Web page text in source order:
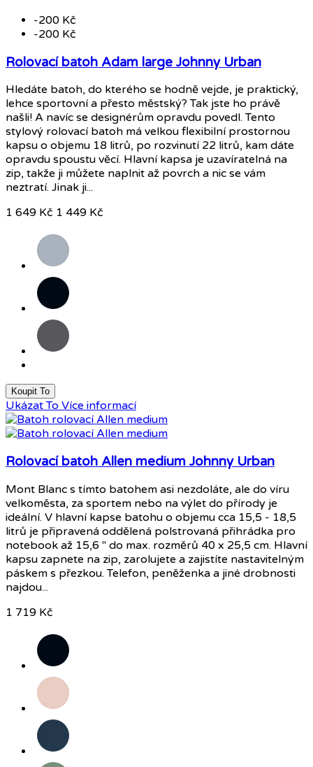
-200 Kč
-200 Kč
Rolovací batoh Adam large Johnny Urban
Hledáte batoh, do kterého se hodně vejde, je praktický,
lehce sportovní a přesto městský? Tak jste ho právě
našli! A navíc se designérům opravdu povedl. Tento
stylový rolovací batoh má velkou flexibilní prostornou
kapsu o objemu 18 litrů, po rozvinutí 22 litrů, kam dáte
opravdu spoustu věcí. Hlavní kapsa je uzavíratelná na
zip, takže ji můžete naplnit až povrch a nic se vám
neztratí. Jinak ji...
1 649 Kč 1 449 Kč
Šedá
Černá
Antracitová
Koupit To
Ukázat To Více informací
Rolovací batoh Allen medium Johnny Urban
Mont Blanc s tímto batohem asi nezdoláte, ale do víru
velkoměsta, za sportem nebo na výlet do přírody je
ideální. V hlavní kapse batohu o objemu cca 15,5 - 18,5
litrů je připravená oddělená polstrovaná přihrádka pro
notebook až 15,6 " do max. rozměrů 40 x 25,5 cm. Hlavní
kapsu zapnete na zip, zarolujete a zajistíte nastavitelným
páskem s přezkou. Telefon, peněženka a jiné drobnosti
najdou...
1 719 Kč
Černá
Růžová
Tmavě
modrá